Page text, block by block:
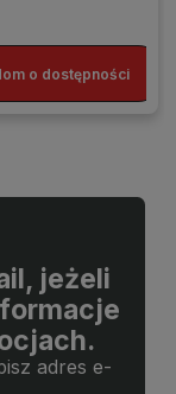
o dostępności
jeżeli
adres e-